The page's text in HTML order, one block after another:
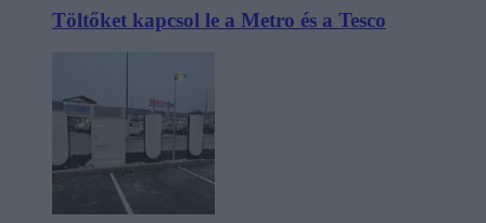
Töltőket kapcsol le a Metro és a Tesco